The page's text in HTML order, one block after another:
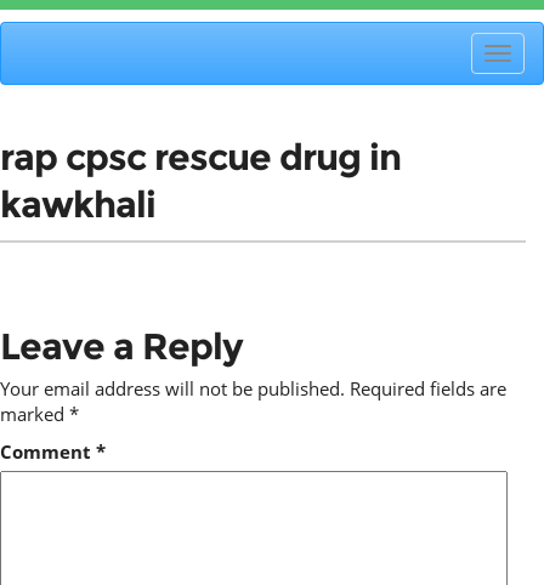
rap cpsc rescue drug in
kawkhali
Leave a Reply
Your email address will not be published. Required fields are
marked *
Comment *